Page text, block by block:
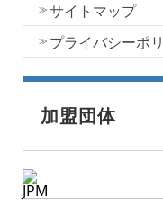
サイトマップ
プライバシーポ
加盟団体
JPM